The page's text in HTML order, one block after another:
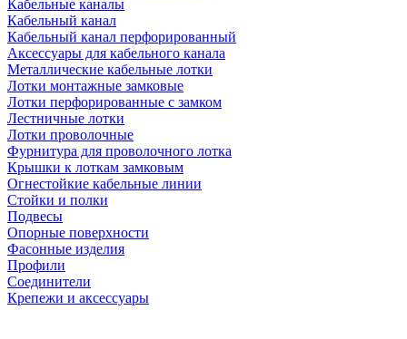
Кабельные каналы
Кабельный канал
Кабельный канал перфорированный
Аксессуары для кабельного канала
Металлические кабельные лотки
Лотки монтажные замковые
Лотки перфорированные с замком
Лестничные лотки
Лотки проволочные
Фурнитура для проволочного лотка
Крышки к лоткам замковым
Огнестойкие кабельные линии
Стойки и полки
Подвесы
Опорные поверхности
Фасонные изделия
Профили
Соединители
Крепежи и аксессуары